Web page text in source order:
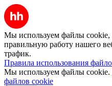
Мы используем файлы cookie,
правильную работу нашего
трафик.
Правила использования
Мы используем файлы cookie.
файлов cookie